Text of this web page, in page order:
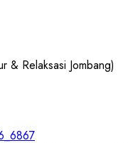
& Relaksasi Jombang)